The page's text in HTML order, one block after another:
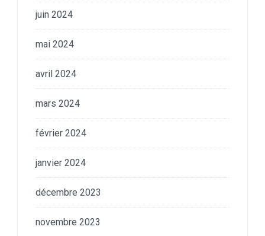
juin 2024
mai 2024
avril 2024
mars 2024
février 2024
janvier 2024
décembre 2023
novembre 2023